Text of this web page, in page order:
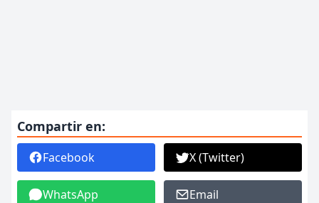
Compartir en:
Facebook X (Twitter)
WhatsApp Email